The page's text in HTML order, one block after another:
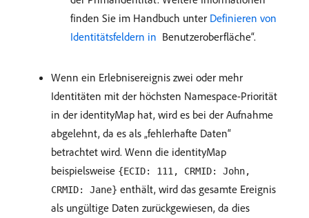
finden Sie im Handbuch unter Definieren von
Identitätsfeldern in ​ Benutzeroberfläche“.
Wenn ein Erlebnisereignis zwei oder mehr
Identitäten mit der höchsten Namespace-Priorität
in der identityMap hat, wird es bei der Aufnahme
abgelehnt, da es als „fehlerhafte Daten“
betrachtet wird. Wenn die identityMap
beispielsweise {ECID: 111, CRMID: John,
CRMID: Jane} enthält, wird das gesamte Ereignis
als ungültige Daten zurückgewiesen, da dies